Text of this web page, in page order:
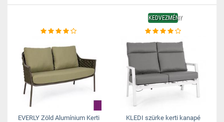
EVERLY Zöld Alumínium Kerti
KEDVEZMÉNY
KLEDI szürke kerti kanapé